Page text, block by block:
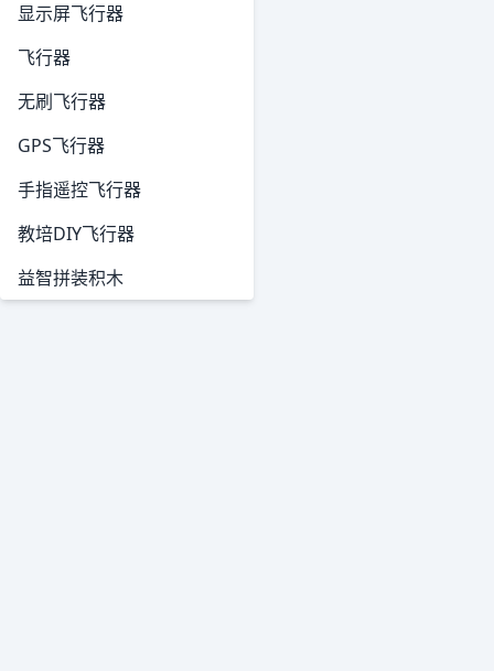
显示屏飞行器
飞行器
无刷飞行器
GPS飞行器
手指遥控飞行器
教培DIY飞行器
益智拼装积木